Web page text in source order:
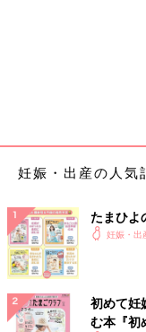
妊娠・出産の人気
たまひよ
妊娠・出
初めて妊
む本『初